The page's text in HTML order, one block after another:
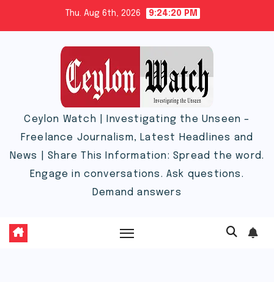
Thu. Aug 6th, 2026 9:24:21 PM
Ceylon Watch | Investigating the Unseen –
Freelance Journalism, Latest Headlines and
News | Share This Information: Spread the word.
Engage in conversations. Ask questions.
Demand answers